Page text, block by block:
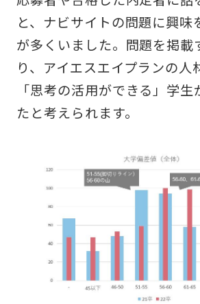
と、ナビサイトの問題に興味
が多くいました。問題を掲載
り、アイエスエイプランの人
「思考の活用ができる」学
たと考えられます。